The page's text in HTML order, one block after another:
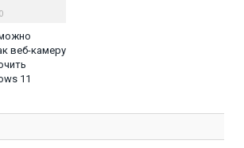
веб-камеру
11